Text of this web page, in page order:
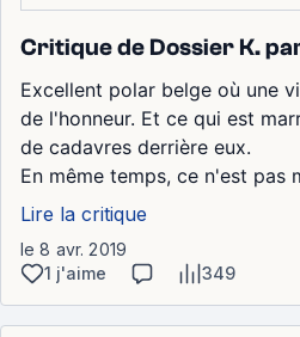
Critique de Dossier K.
Excellent polar belge où une
de l'honneur. Et ce qui est
de cadavres derrière eux.
En même temps, ce n'est pas
Lire la critique
le 8 avr. 2019
1 j'aime
349